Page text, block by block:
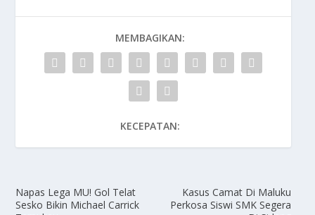
MEMBAGIKAN:
KECEPATAN:
Napas Lega MU! Gol Telat
Sesko Bikin Michael Carrick
Kasus Camat Di Maluku
Perkosa Siswi SMK Segera